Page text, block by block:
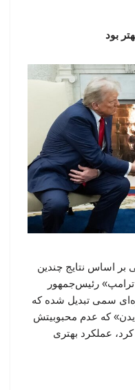
بود
بر اساس نتایج چندین
رئیس‌جمهور
سمی تبدیل شده که
که عدم محبوبیتش
کرد، عملکرد بهتری